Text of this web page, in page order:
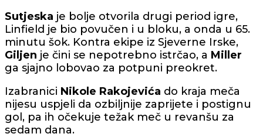
Sutjeska je bolje otvorila drugi period igre,
Linfield je bio povučen i u bloku, a onda u 65.
minutu šok. Kontra ekipe iz Sjeverne Irske,
Giljen je čini se nepotrebno istrčao, a Miller
ga sjajno lobovao za potpuni preokret.
Izabranici Nikole Rakojevića do kraja meča
nijesu uspjeli da ozbiljnije zaprijete i postignu
gol, pa ih očekuje težak meč u revanšu za
sedam dana.